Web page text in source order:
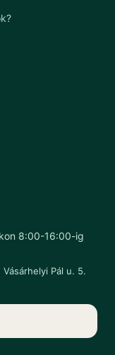
8:00-16:00-ig
Pál u. 5.